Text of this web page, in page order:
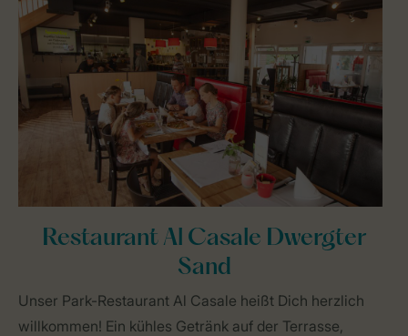
Restaurant Al Casale Dwergter
Sand
Unser Park-Restaurant Al Casale heißt Dich herzlich
willkommen! Ein kühles Getränk auf der Terrasse,